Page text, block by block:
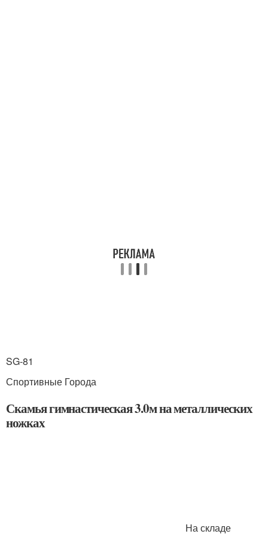
SG-81
Спортивные Города
Скамья гимнастическая 3.0м на металлических
ножках
На складе